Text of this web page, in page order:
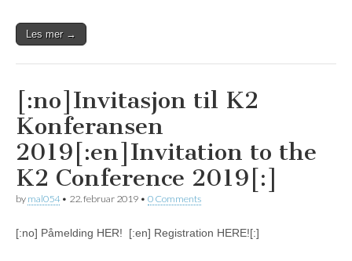
Les mer →
[:no]Invitasjon til K2
Konferansen
2019[:en]Invitation to the
K2 Conference 2019[:]
by mal054• 22. februar 2019 • 0 Comments
[:no] Påmelding HER! [:en] Registration HERE![:]